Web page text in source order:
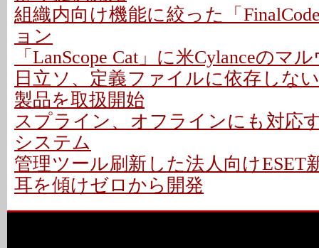
組織内向け機能に絞った「
ョン
「LanScope Cat」に米Cylanceのマ
日立ソ、定義ファイルに依存しな
製品を取扱開始
スプライン、オフラインにも対応
システム
管理ツール刷新した法人向けESET
耳を傾けゼロから開発